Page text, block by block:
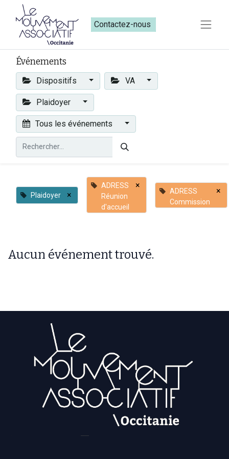
Contactez-nous​​
Événements
Dispositifs VA
Plaidoyer
Tous les événements
Plaidoyer ×
ADRESS
Réunion
d'accueil
×
ADRESS
Commission
×
Aucun événement trouvé.